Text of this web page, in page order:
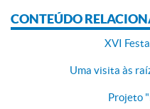
CONTEÚDO
XVI
Uma visita às
Projeto